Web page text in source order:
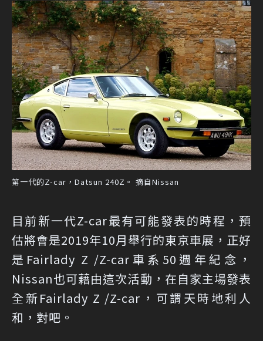
第一代的Z-car，Datsun 240Z。 摘自Nissan
目前新一代Z-car最有可能發表的時程，預
估將會是2019年10月舉行的東京車展，正好
是Fairlady Z /Z-car車系50週年紀念，
Nissan也可藉由這次活動，在自家主場發表
全新Fairlady Z /Z-car，可謂天時地利人
和，對吧。